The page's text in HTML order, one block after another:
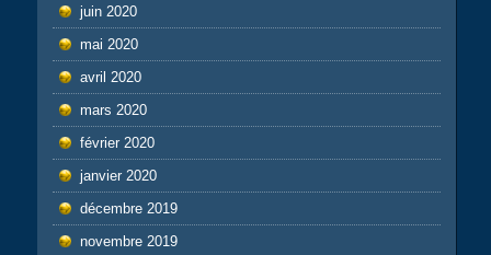
juin 2020
mai 2020
avril 2020
mars 2020
février 2020
janvier 2020
décembre 2019
novembre 2019